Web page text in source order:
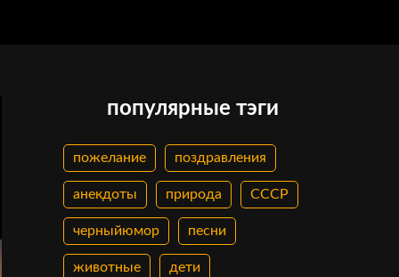
популярные тэги
пожелание поздравления
анекдоты природа СССР
черныйюмор песни
животные дети